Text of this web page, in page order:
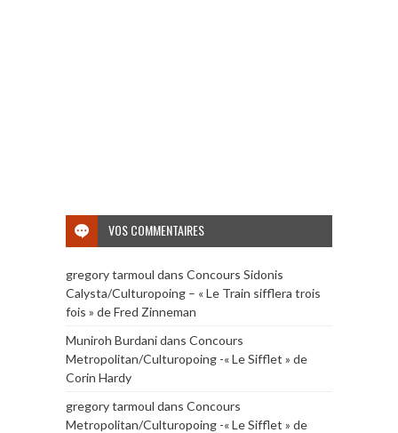
VOS COMMENTAIRES
gregory tarmoul dans Concours Sidonis
Calysta/Culturopoing – « Le Train sifflera trois
fois » de Fred Zinneman
Muniroh Burdanidans Concours
Metropolitan/Culturopoing -« Le Sifflet » de
Corin Hardy
gregory tarmoul dans Concours
Metropolitan/Culturopoing -« Le Sifflet » de